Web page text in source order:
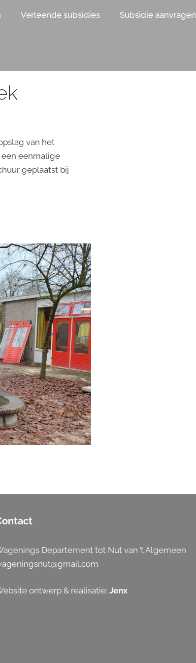
Verleende subsidies Subsidie aanvragen
van het
eenmalige
geplaatst bij
Departement tot Nut van ’t Algemeen
ontwerp & realisatie: Jenx